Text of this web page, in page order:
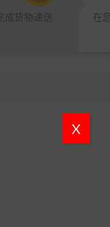
X
货物递送. 在